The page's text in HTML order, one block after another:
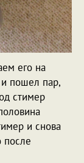
его на
и пошел пар,
стимер
и снова
после